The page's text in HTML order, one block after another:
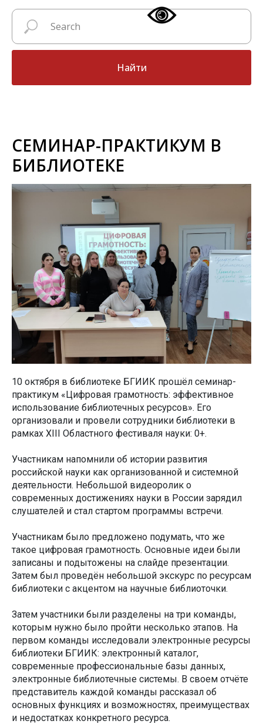
Найти
СЕМИНАР-ПРАКТИКУМ В
БИБЛИОТЕКЕ
10 октября в библиотеке БГИИК прошёл семинар-
практикум «Цифровая грамотность: эффективное
использование библиотечных ресурсов». Его
организовали и провели сотрудники библиотеки в
рамках XIII Областного фестиваля науки: 0+.
Участникам напомнили об истории развития
российской науки как организованной и системной
деятельности. Небольшой видеоролик о
современных достижениях науки в России зарядил
слушателей и стал стартом программы встречи.
Участникам было предложено подумать, что же
такое цифровая грамотность. Основные идеи были
записаны и подытожены на слайде презентации.
Затем был проведён небольшой экскурс по ресурсам
библиотеки с акцентом на научные библиоточки.
Затем участники были разделены на три команды,
которым нужно было пройти несколько этапов. На
первом команды исследовали электронные ресурсы
библиотеки БГИИК: электронный каталог,
современные профессиональные базы данных,
электронные библиотечные системы. В своем отчёте
представитель каждой команды рассказал об
основных функциях и возможностях, преимуществах
и недостатках конкретного ресурса.